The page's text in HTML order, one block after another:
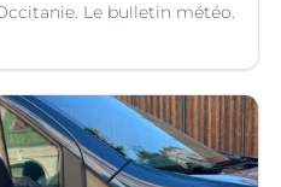
Le bulletin météo.